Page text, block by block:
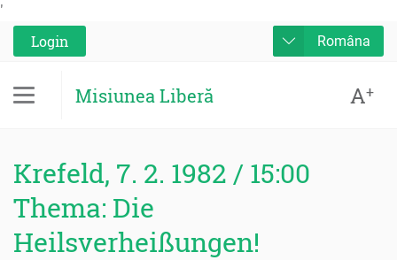
'
Login
Româna
Misiunea Liberă A+
Krefeld, 7. 2. 1982 / 15:00
Thema: Die
Heilsverheißungen!